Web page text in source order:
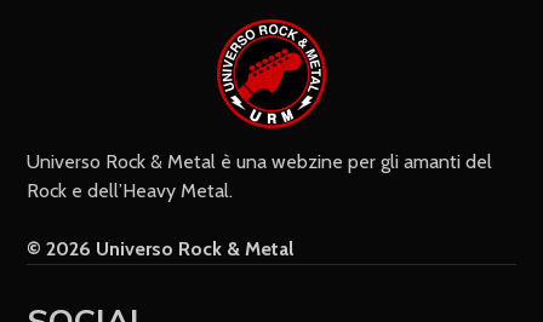
Universo Rock & Metal è una webzine per gli amanti del
Rock e dell’Heavy Metal.
© 2026 Universo Rock & Metal